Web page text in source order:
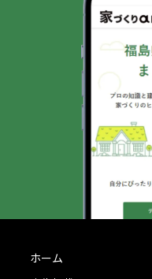
ホーム